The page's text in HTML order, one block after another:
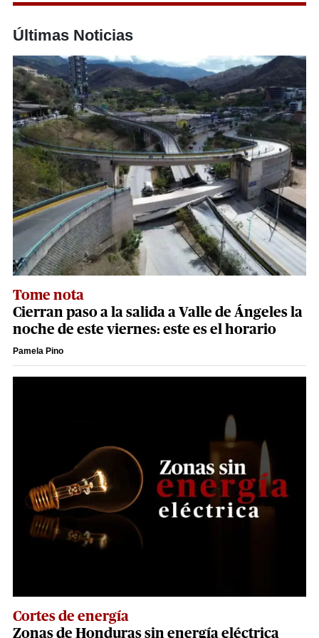
Últimas Noticias
Tome nota
Cierran paso a la salida a Valle de Ángeles la
noche de este viernes: este es el horario
Pamela Pino
Cortes de energía
Zonas de Honduras sin energía eléctrica